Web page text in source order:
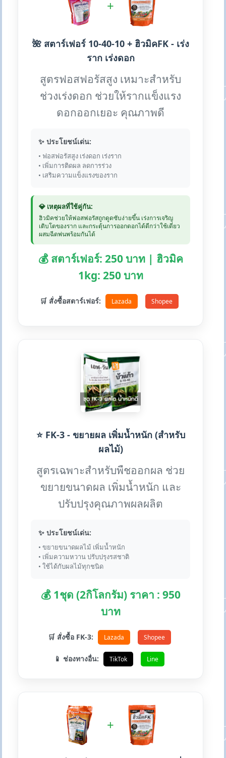
+
🌺 สตาร์เฟอร์ 10-40-10 + ฮิวมิคFK - เร่ง
ราก เร่งดอก
สูตรฟอสฟอรัสสูง เหมาะสำหรับ
ช่วงเร่งดอก ช่วยให้รากแข็งแรง
ดอกออกเยอะ คุณภาพดี
✨ ประโยชน์เด่น:
• ฟอสฟอรัสสูง เร่งดอก เร่งราก
• เพิ่มการติดผล ลดการร่วง
• เสริมความแข็งแรงของราก
💎 เหตุผลที่ใช้คู่กัน:
ฮิวมิคช่วยให้ฟอสฟอรัสถูกดูดซับง่ายขึ้น เร่งการเจริญ
เติบโตของราก และกระตุ้นการออกดอกได้ดีกว่าใช้เดี่ยว
ผสมฉีดพ่นพร้อมกันได้
💰 สตาร์เฟอร์: 250 บาท | ฮิวมิค
1kg: 250 บาท
🛒 สั่งซื้อสตาร์เฟอร์: Lazada Shopee
⭐ FK-3 - ขยายผล เพิ่มน้ำหนัก (สำหรับ
ผลไม้)
สูตรเฉพาะสำหรับพืชออกผล ช่วย
ขยายขนาดผล เพิ่มน้ำหนัก และ
ปรับปรุงคุณภาพผลผลิต
✨ ประโยชน์เด่น:
• ขยายขนาดผลไม้ เพิ่มน้ำหนัก
• เพิ่มความหวาน ปรับปรุงรสชาติ
• ใช้ได้กับผลไม้ทุกชนิด
💰 1ชุด (2กิโลกรัม) ราคา : 950
บาท
🛒 สั่งซื้อ FK-3: Lazada Shopee
📱 ช่องทางอื่น: TikTok Line
+